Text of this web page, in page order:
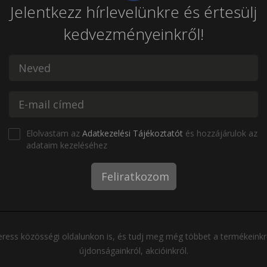
Jelentkezz hírlevelünkre és értesülj
kedvezményeinkről!
Elolvastam az Adatkezelési Tájékoztatót és hozzájárulok az
adataim kezeléséhez
Feliratkozom
közösségi oldalunkon is, és tudj meg még többet a
újdonságainkról, akcióinkról.